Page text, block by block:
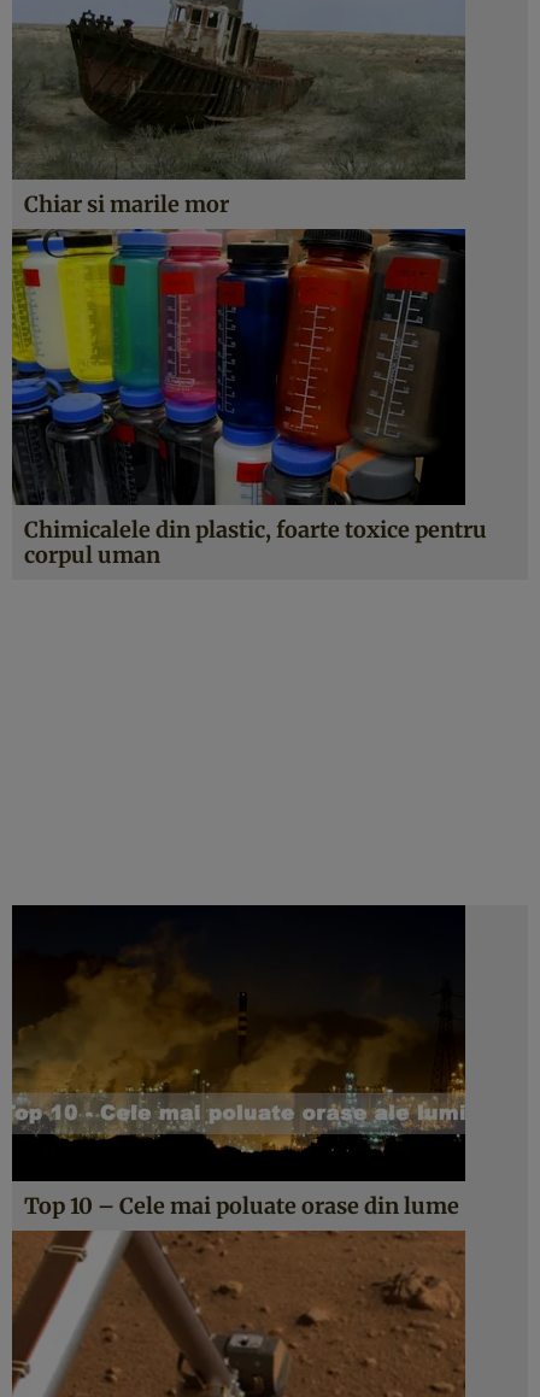
Chiar si marile mor
Chimicalele din plastic, foarte toxice pentru
corpul uman
Top 10 – Cele mai poluate orase din lume